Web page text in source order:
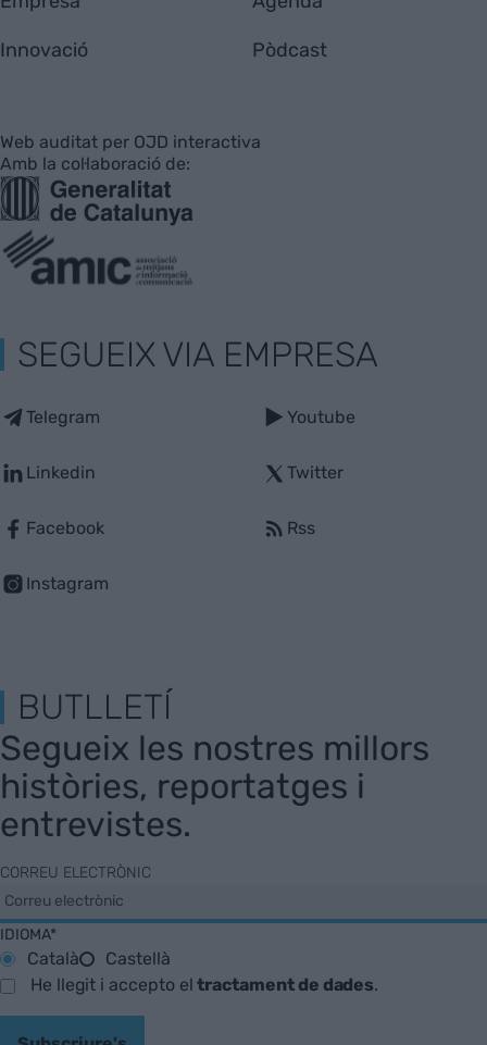
Innovació Pòdcast
Web auditat per OJD interactiva
Amb la col·laboració de:
SEGUEIX VIA EMPRESA
Telegram
Linkedin
Facebook
Instagram
Youtube
Twitter
Rss
BUTLLETÍ
Segueix les nostres millors
històries, reportatges i
entrevistes.
CORREU ELECTRÒNIC
IDIOMA*
Català
Castellà
He llegit i accepto eltractament de dades.